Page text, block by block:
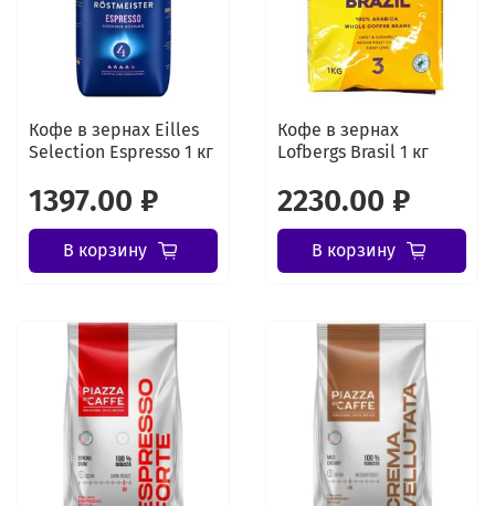
Кофе в зернах Eilles
Selection Espresso 1 кг
1397.00 ₽
В корзину
Кофе в зернах
Lofbergs Brasil 1 кг
2230.00 ₽
В корзину